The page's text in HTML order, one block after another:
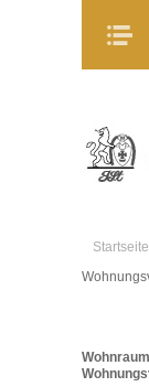
Verkauf
Startseite